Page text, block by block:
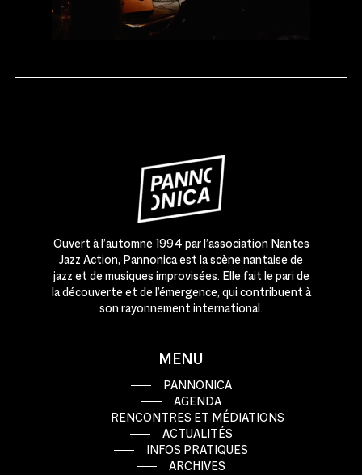
Ouvert à l’automne 1994 par l’association Nantes
Jazz Action, Pannonica est la scène nantaise de
jazz et de musiques improvisées. Elle fait le pari de
la découverte et de l’émergence, qui contribuent à
son rayonnement international.
MENU
PANNONICA
AGENDA
RENCONTRES ET MÉDIATIONS
ACTUALITÉS
INFOS PRATIQUES
ARCHIVES